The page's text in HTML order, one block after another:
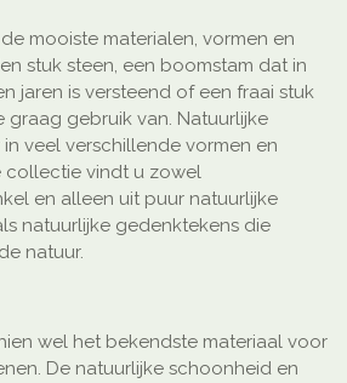
mooiste materialen, vormen en
stuk steen, een boomstam dat in
jaren is versteend of een fraai stuk
graag gebruik van. Natuurlijke
veel verschillende vormen en
collectie vindt u zowel
en alleen uit puur natuurlijke
natuurlijke gedenktekens die
natuur.
wel het bekendste materiaal voor
De natuurlijke schoonheid en